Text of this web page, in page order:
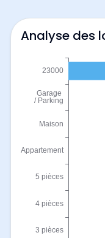
Analyse des